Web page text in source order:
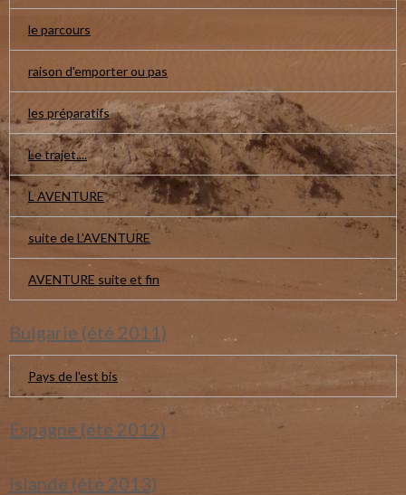
le parcours
raison d'emporter ou pas
les préparatifs
Le trajet....
L AVENTURE
suite de L'AVENTURE
AVENTURE suite et fin
Bulgarie (été 2011)
Pays de l'est bis
Espagne (été 2012)
Islande (été 2013)